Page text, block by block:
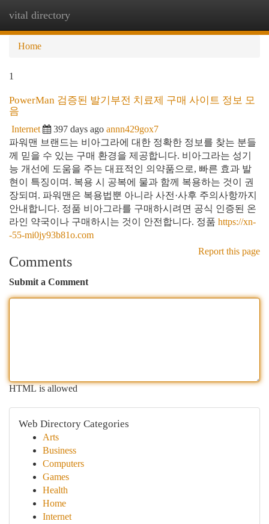
vital directory
Home
1
PowerMan 검증된 발기부전 치료제 구매 사이트 정보 모
음
Internet 397 days ago annn429gox7
파워맨 브랜드는 비아그라에 대한 정확한 정보를 찾는 분들
께 믿을 수 있는 구매 환경을 제공합니다. 비아그라는 성기
능 개선에 도움을 주는 대표적인 의약품으로, 빠른 효과 발
현이 특징이며. 복용 시 공복에 물과 함께 복용하는 것이 권
장되며. 파워맨은 복용법뿐 아니라 사전·사후 주의사항까지
안내합니다. 정품 비아그라를 구매하시려면 공식 인증된 온
라인 약국이나 구매하시는 것이 안전합니다. 정품 https://xn-
-55-mi0jy93b81o.com
Report this page
Comments
Submit a Comment
HTML is allowed
Web Directory Categories
Arts
Business
Computers
Games
Health
Home
Internet